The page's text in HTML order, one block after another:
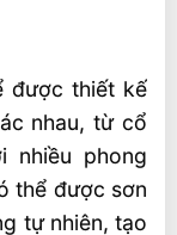
được thiết kế
nhau, từ cổ
nhiều phong
thể được sơn
tự nhiên, tạo